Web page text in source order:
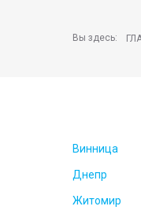
Вы здесь:
Винница
Днепр
Житомир